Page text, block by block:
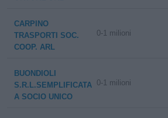
CARPINO
TRASPORTI SOC.
COOP. ARL
0-1 milioni
BUONDIOLI
S.R.L.SEMPLIFICATA
A SOCIO UNICO
0-1 milioni